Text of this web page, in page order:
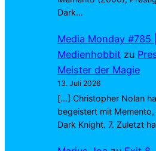
Dark…
Media Monday #785
Medienhobbit zu
Meister der Magie
13. Juli 2026
[…] Christopher Nolan
begeistert mit
Dark Knight. 7. Zuletzt